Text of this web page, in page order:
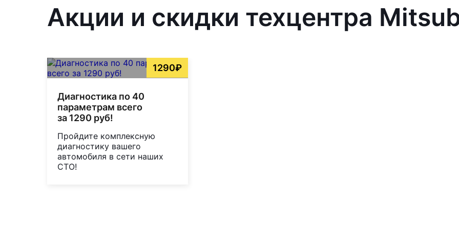
Акции и скидки техцентра
1290₽
Диагностика по 40
параметрам всего
за 1290 руб!
Пройдите комплексную
диагностику вашего
автомобиля в сети наших
СТО!